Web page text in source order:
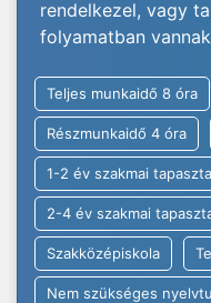
rendelkezel, vagy
folyamatban
Teljes munkaidő 8 óra
Részmunkaidő 4 óra
1-2 év szakmai
2-4 év szakmai
Szakközépiskola
Nem szükséges